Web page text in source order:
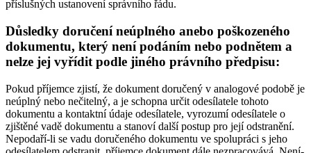
příslušných ustanovení správního řádu.
Důsledky doručení neúplného anebo poškozeného
dokumentu, který není podáním nebo podnětem a
nelze jej vyřídit podle jiného právního předpisu:
Pokud příjemce zjistí, že dokument doručený v analogové podobě je
neúplný nebo nečitelný, a je schopna určit odesílatele tohoto
dokumentu a kontaktní údaje odesílatele, vyrozumí odesílatele o
zjištěné vadě dokumentu a stanoví další postup pro její odstranění.
Nepodaří-li se vadu doručeného dokumentu ve spolupráci s jeho